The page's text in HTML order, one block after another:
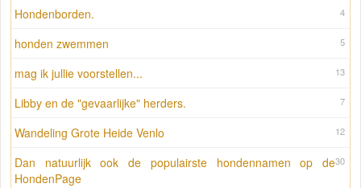
4
Hondenborden.
5
honden zwemmen
13
mag ik jullie voorstellen...
7
Libby en de "gevaarlijke" herders.
12
Wandeling Grote Heide Venlo
30
Dan natuurlijk ook de populairste hondennamen op de
HondenPage